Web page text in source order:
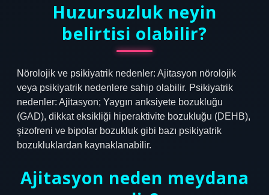
Huzursuzluk neyin
belirtisi olabilir?
Nörolojik ve psikiyatrik nedenler: Ajitasyon nörolojik
veya psikiyatrik nedenlere sahip olabilir. Psikiyatrik
nedenler: Ajitasyon; Yaygın anksiyete bozukluğu
(GAD), dikkat eksikliği hiperaktivite bozukluğu (DEHB),
şizofreni ve bipolar bozukluk gibi bazı psikiyatrik
bozukluklardan kaynaklanabilir.
Ajitasyon neden meydana